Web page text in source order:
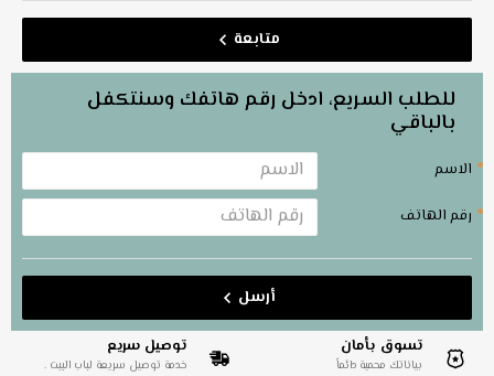
متابعة
للطلب السريع، ادخل رقم هاتفك وسنتكفل
بالباقي
الاسم
رقم الهاتف
أرسل
تسوق بأمان
بياناتك محمية دائماً
توصيل سريع
خدمة توصيل سريعة لباب البيت .